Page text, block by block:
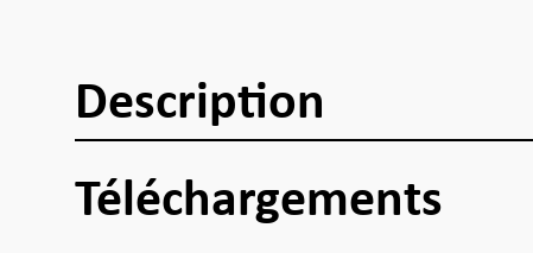
Description
Téléchargements